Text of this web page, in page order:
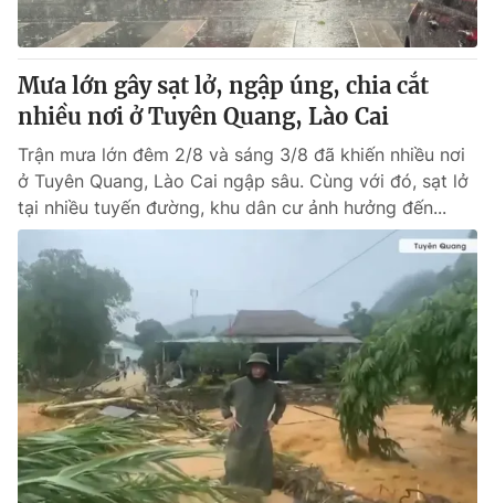
Mưa lớn gây sạt lở, ngập úng, chia cắt
nhiều nơi ở Tuyên Quang, Lào Cai
Trận mưa lớn đêm 2/8 và sáng 3/8 đã khiến nhiều nơi
ở Tuyên Quang, Lào Cai ngập sâu. Cùng với đó, sạt lở
tại nhiều tuyến đường, khu dân cư ảnh hưởng đến...